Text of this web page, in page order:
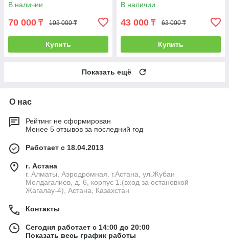
В наличии
70 000 ₸ 103 000 ₸
Купить
В наличии
43 000 ₸ 63 000 ₸
Купить
Показать ещё
О нас
Рейтинг не сформирован
Менее 5 отзывов за последний год
Работает с 18.04.2013
г. Астана
г. Алматы, Аэродромная. г.Астана, ул.Жубан
Молдагалиев, д. 6, корпус 1.(вход за остановкой
Жагалау-4), Астана, Казахстан
Контакты
Сегодня работает с 14:00 до 20:00
Показать весь график работы